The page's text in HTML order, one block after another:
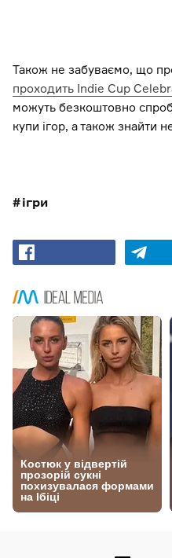
Також не забуваємо, що
проходить Indie Cup
можуть безкоштовно
купи ігор, а також знайти
ігри